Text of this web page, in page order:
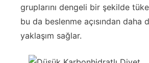
gruplarını dengeli bir şekilde
bu da beslenme açısından daha
yaklaşım sağlar.